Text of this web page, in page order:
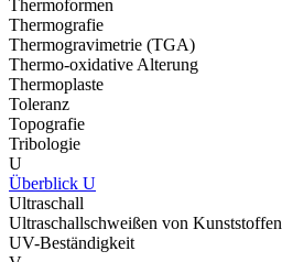
Thermoformen
Thermografie
Thermogravimetrie (TGA)
Thermo-oxidative Alterung
Thermoplaste
Toleranz
Topografie
Tribologie
U
Überblick U
Ultraschall
Ultraschallschweißen von Kunststoffen
UV-Beständigkeit